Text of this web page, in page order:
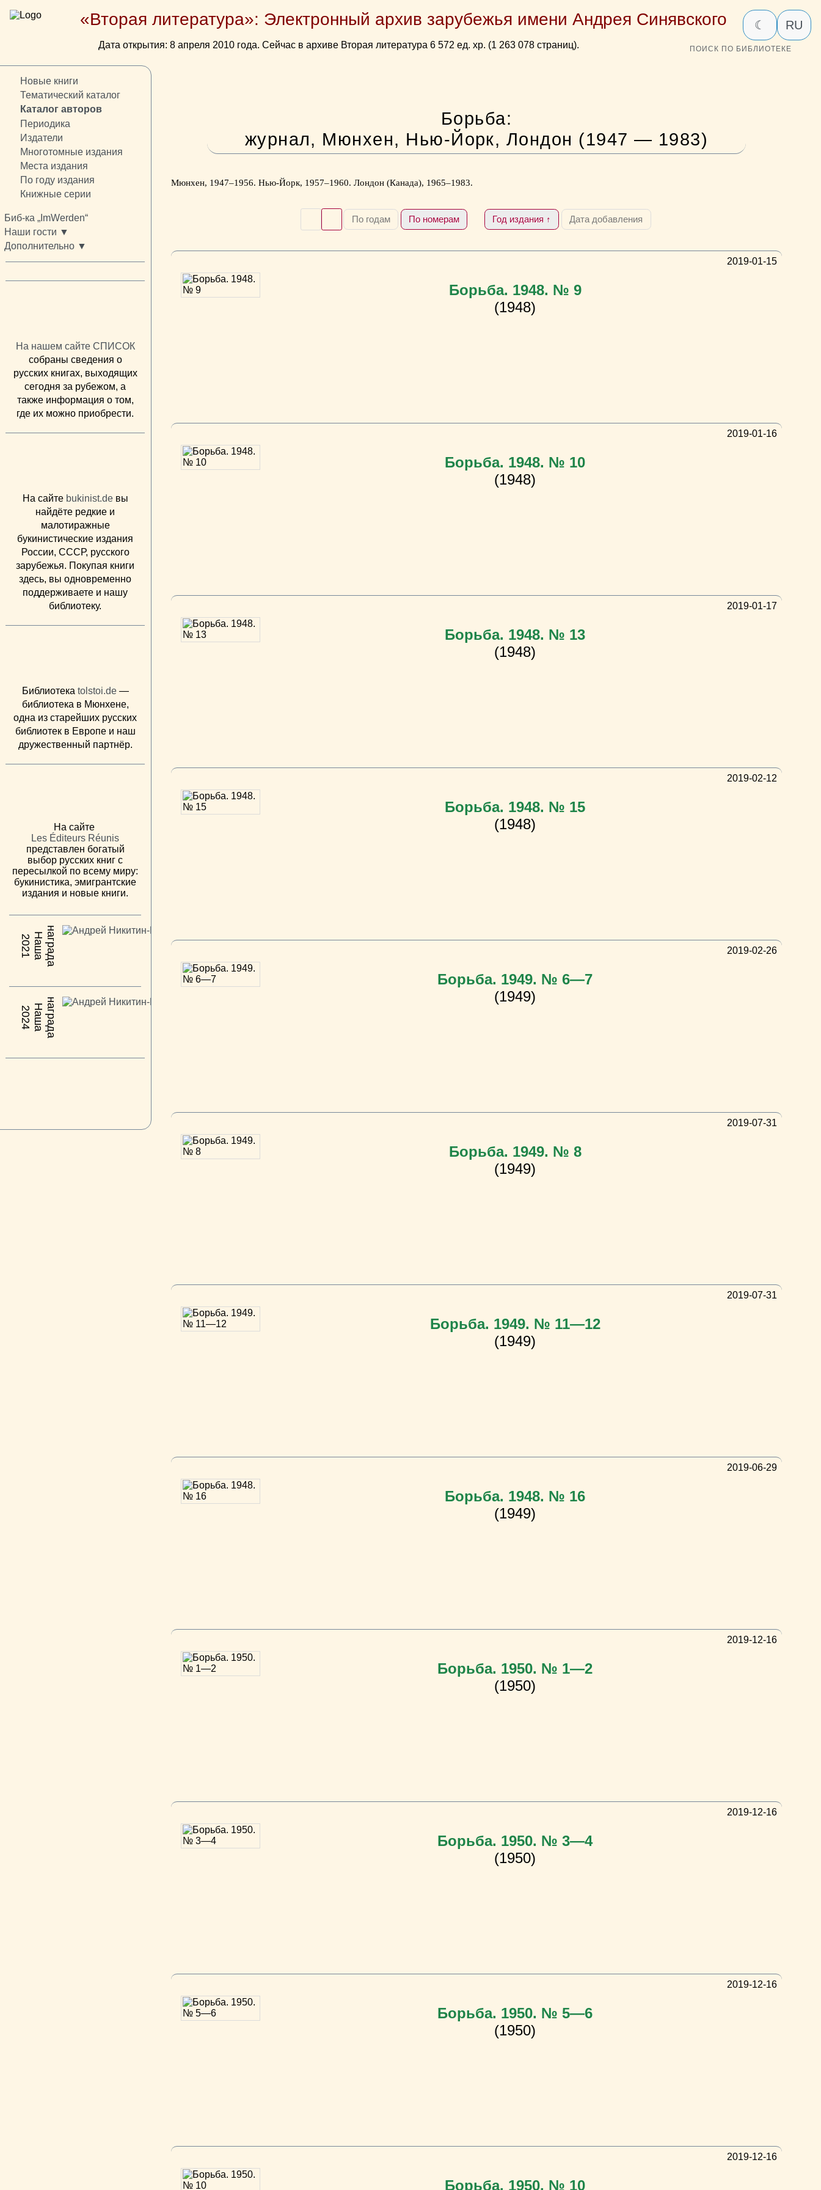
«Вторая литература»: Электронный архив зарубежья имени Андрея Синявского
Дата открытия: 8 апреля 2010 года. Сейчас в архиве Вторая литература 6 572 ед. хр. (1 263 078 страниц).
☾ RU
ПОИСК ПО БИБЛИОТЕКЕ
Новые книги
Тематический каталог
Каталог авторов
Периодика
Издатели
Многотомные издания
Места издания
По году издания
Книжные серии
Биб-ка „ImWerden“
Наши гости ▼
Дополнительно ▼
На нашем сайте СПИСОК
собраны сведения о
русских книгах, выходящих
сегодня за рубежом, а
также информация о том,
где их можно приобрести.
На сайте bukinist.deвы
найдёте редкие и
малотиражные
букинистические издания
России, СССР, русского
зарубежья. Покупая книги
здесь, вы одновременно
поддерживаете и нашу
библиотеку.
Библиотека tolstoi.de—
библиотека в Мюнхене,
одна из старейших русских
библиотек в Европе и наш
дружественный партнёр.
На сайте
Les Éditeurs Réunis
представлен богатый
выбор русских книг с
пересылкой по всему миру:
букинистика, эмигрантские
издания и новые книги.
2021 Н
а
ш
ан
а
г
р
а
да
2024 Н
а
ш
ан
а
г
р
а
да
Борьба:
журнал, Мюнхен, Нью-Йорк, Лондон (1947 — 1983)
Мюнхен, 1947–1956. Нью-Йорк, 1957–1960. Лондон (Канада), 1965–1983.
По годам По номерам Год издания ↑ Дата добавления
2019-01-15
Борьба. 1948. № 9
(1948)
2019-01-16
Борьба. 1948. № 10
(1948)
2019-01-17
Борьба. 1948. № 13
(1948)
2019-02-12
Борьба. 1948. № 15
(1948)
2019-02-26
Борьба. 1949. № 6—7
(1949)
2019-07-31
Борьба. 1949. № 8
(1949)
2019-07-31
Борьба. 1949. № 11—12
(1949)
2019-06-29
Борьба. 1948. № 16
(1949)
2019-12-16
Борьба. 1950. № 1—2
(1950)
2019-12-16
Борьба. 1950. № 3—4
(1950)
2019-12-16
Борьба. 1950. № 5—6
(1950)
2019-12-16
Борьба. 1950. № 10